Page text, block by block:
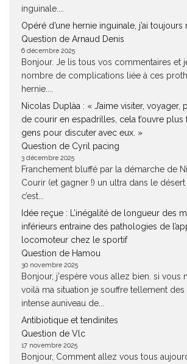
inguinale....
Opéré d’une hernie inguinale, j’ai toujours
Question de Arnaud Denis
6 décembre 2025
Bonjour. Je lis tous vos commentaires et
nombre de complications liée à ces
hernie....
Nicolas Duplàa : « J’aime visiter, voyager,
de courir en espadrilles, cela t’ouvre plus
gens pour discuter avec eux. »
Question de Cyril pacing
3 décembre 2025
Franchement bluffé par la démarche de
Courir (et gagner !) un ultra dans le désert
c’est...
Idée reçue : L’inégalité de longueur des
inférieurs entraine des pathologies de
locomoteur chez le sportif
Question de Hamou
30 novembre 2025
Bonjour, j'espère vous allez bien. si vous
voilà ma situation je souffre tellement
intense auniveau de...
Antibiotique et tendinites
Question de Vlc
17 novembre 2025
Bonjour, Comment allez vous tous